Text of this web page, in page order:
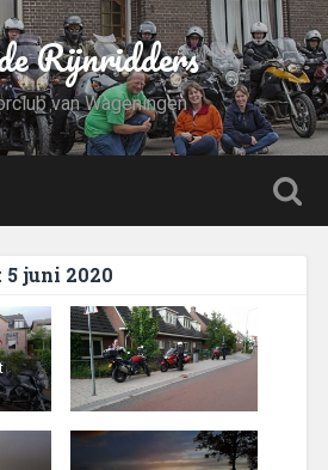
Rijnridders
van Wageningen
juni 2020